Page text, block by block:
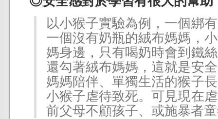
以小猴子實驗為例，一個綁
一個沒有奶瓶的絨布媽媽，
媽身邊，只有喝奶時會到鐵
還勾著絨布媽媽，這就是安
媽媽陪伴、單獨生活的猴子
小猴子虐待致死。可見現在
前父母不顧孩子、或施暴者